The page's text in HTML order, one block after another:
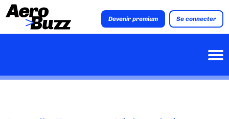
Devenir premium Se connecter